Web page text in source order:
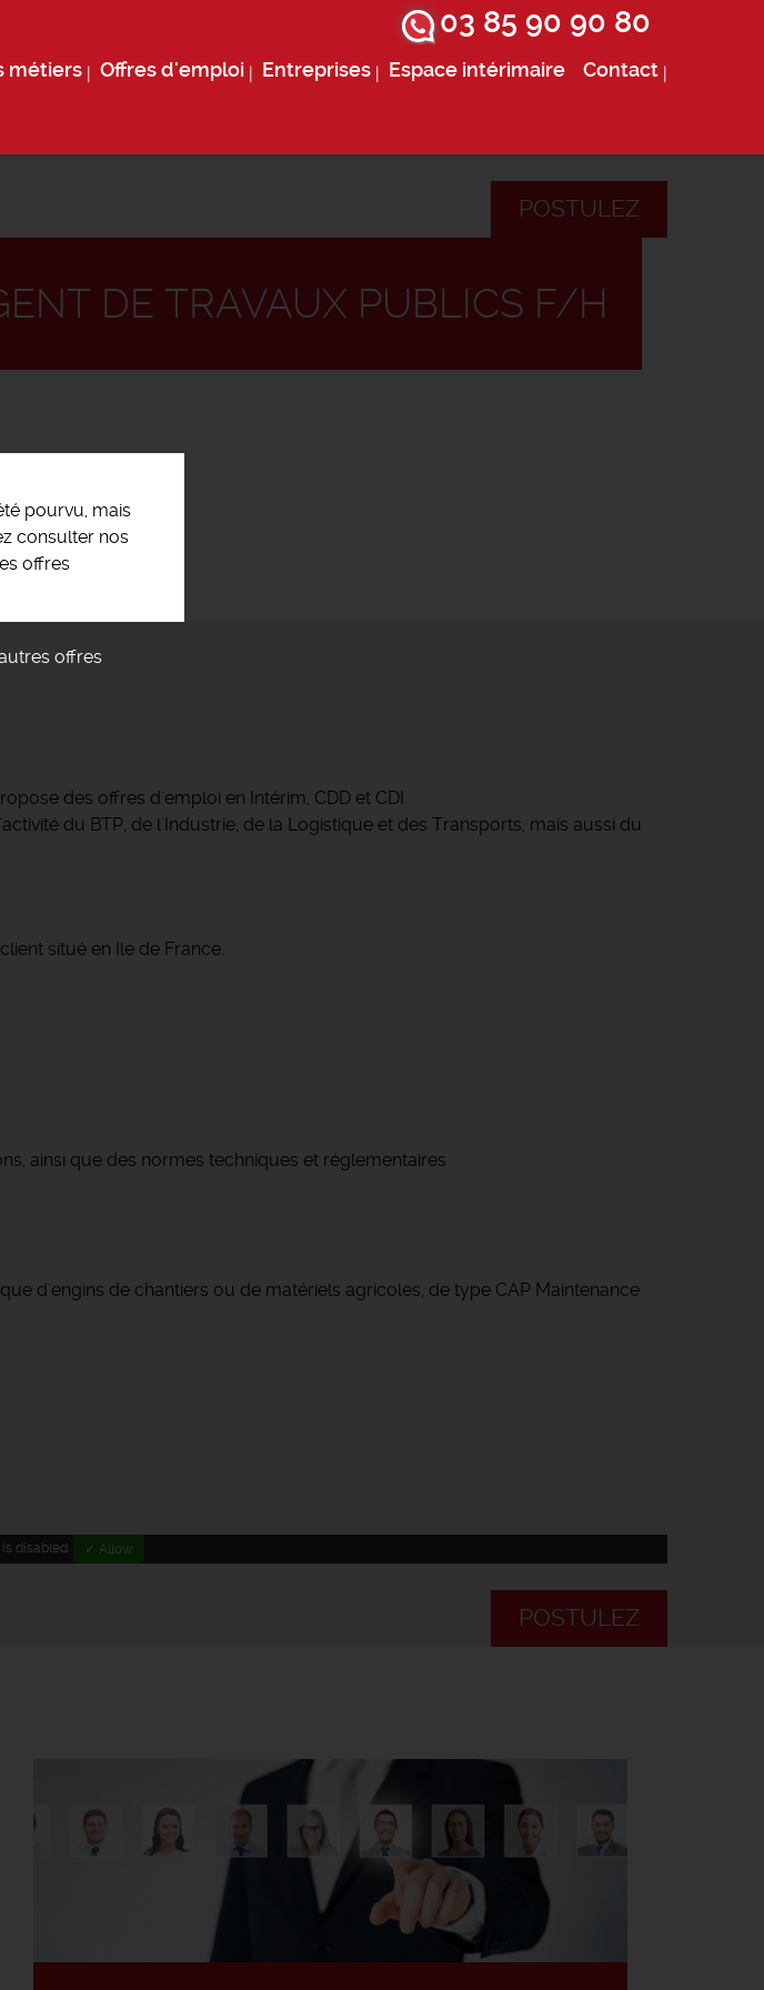
03 85 90 90 80
métiers Offres d'emploi Entreprises Espace intérimaire Contact
pourvu, mais
consulter nos
offres
offres
POSTULEZ
DE TRAVAUX PUBLICS F/H
des offres d'emploi en Intérim, CDD et CDI.
du BTP, de l'Industrie, de la Logistique et des Transports, mais aussi du
situé en Ile de France.
ainsi que des normes techniques et réglementaires
d'engins de chantiers ou de matériels agricoles, de type CAP Maintenance
disabled. ✓ Allow
POSTULEZ